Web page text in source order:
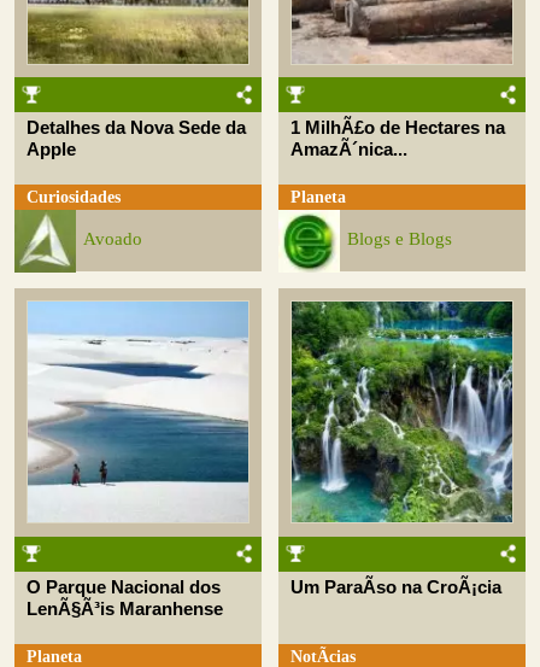
Contato
Detalhes da Nova Sede da
Apple
Curiosidades
Avoado
1 MilhÃ£o de Hectares na
AmazÃ´nica...
Planeta
Blogs e Blogs
O Parque Nacional dos
LenÃ§Ã³is Maranhense
Planeta
Um ParaÃ­so na CroÃ¡cia
NotÃ­cias